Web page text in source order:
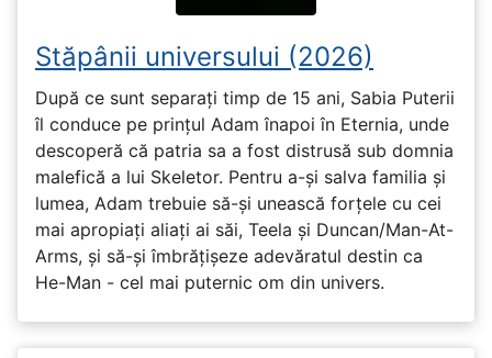
Stăpânii universului (2026)
După ce sunt separați timp de 15 ani, Sabia Puterii
îl conduce pe prințul Adam înapoi în Eternia, unde
descoperă că patria sa a fost distrusă sub domnia
malefică a lui Skeletor. Pentru a-și salva familia și
lumea, Adam trebuie să-și unească forțele cu cei
mai apropiați aliați ai săi, Teela și Duncan/Man-At-
Arms, și să-și îmbrățișeze adevăratul destin ca
He-Man - cel mai puternic om din univers.